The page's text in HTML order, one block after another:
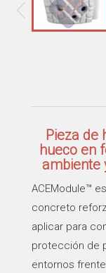
Pieza de
hueco en
ambiente
ACEModule™
concreto
aplicar para
protección de
entornos